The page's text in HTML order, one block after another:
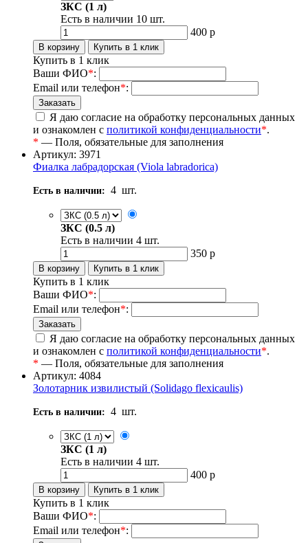
ЗКС (1 л)
Есть в наличии 10 шт.
400 р
Купить в 1 клик
Ваши ФИО*:
Email или телефон*:
Я даю согласие на обработку персональных данных
и ознакомлен с политикой конфиденциальности*.
* — Поля, обязательные для заполнения
Артикул: 3971
Фиалка лабрадорская (Viola labradorica)
Есть в наличии: 4 шт.
ЗКС (0.5 л)
Есть в наличии 4 шт.
350 р
Купить в 1 клик
Ваши ФИО*:
Email или телефон*:
Я даю согласие на обработку персональных данных
и ознакомлен с политикой конфиденциальности*.
* — Поля, обязательные для заполнения
Артикул: 4084
Золотарник извилистый (Solidago flexicaulis)
Есть в наличии: 4 шт.
ЗКС (1 л)
Есть в наличии 4 шт.
400 р
Купить в 1 клик
Ваши ФИО*:
Email или телефон*: